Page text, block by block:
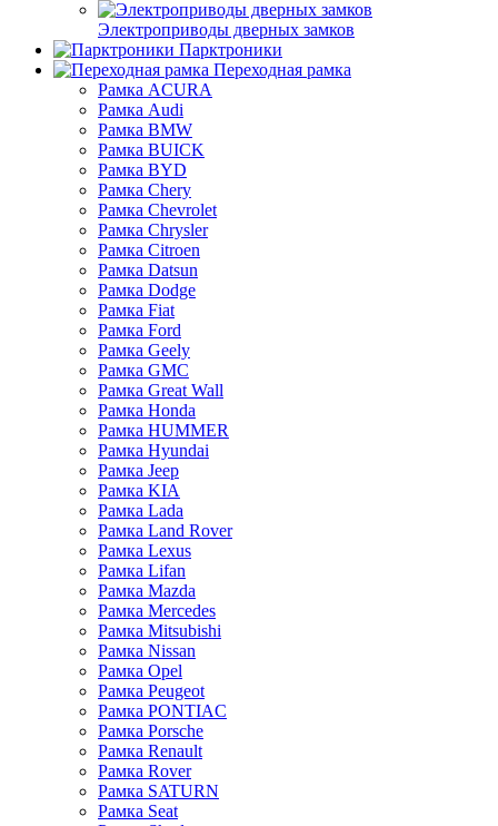
Электроприводы дверных замков
Парктроники
Переходная рамка
Рамка ACURA
Рамка Audi
Рамка BMW
Рамка BUICK
Рамка BYD
Рамка Chery
Рамка Chevrolet
Рамка Chrysler
Рамка Citroen
Рамка Datsun
Рамка Dodge
Рамка Fiat
Рамка Ford
Рамка Geely
Рамка GMC
Рамка Great Wall
Рамка Honda
Рамка HUMMER
Рамка Hyundai
Рамка Jeep
Рамка KIA
Рамка Lada
Рамка Land Rover
Рамка Lexus
Рамка Lifan
Рамка Mazda
Рамка Mercedes
Рамка Mitsubishi
Рамка Nissan
Рамка Opel
Рамка Peugeot
Рамка PONTIAC
Рамка Porsche
Рамка Renault
Рамка Rover
Рамка SATURN
Рамка Seat